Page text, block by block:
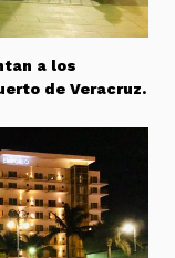
a los
de Veracruz.